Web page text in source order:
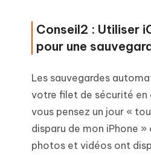
Conseil2 : Utiliser
pour une
Les sauvegardes
votre filet de sécurité en
vous pensez un jour «
disparu de mon iPhone
photos et vidéos ont